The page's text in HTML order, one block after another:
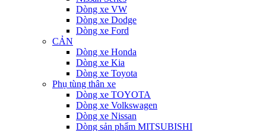
Dòng xe VW
Dòng xe Dodge
Dòng xe Ford
CẢN
Dòng xe Honda
Dòng xe Kia
Dòng xe Toyota
Phụ tùng thân xe
Dòng xe TOYOTA
Dòng xe Volkswagen
Dòng xe Nissan
Dòng sản phẩm MITSUBISHI